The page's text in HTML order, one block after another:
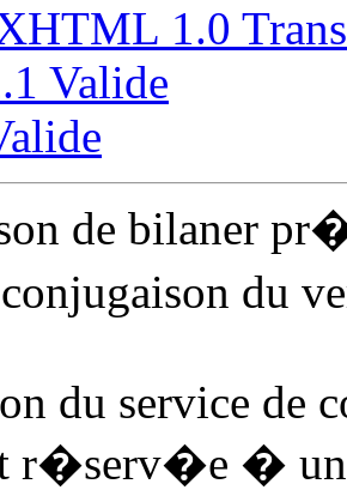
1.0
Valide
de bilaner
du
du service de
r�serv�e � un